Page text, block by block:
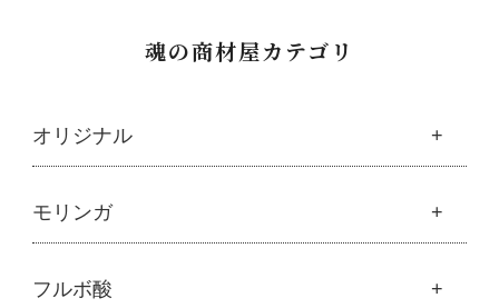
魂の商材屋カテゴリ
オリジナル
魂の商材屋オリジナル
├オリジナルスキンケア
├美容液・乳液・クリーム・オイル
モリンガ
モリンガ
フルボ酸